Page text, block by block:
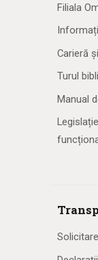
Filiala
Carieră
Turul
Manual